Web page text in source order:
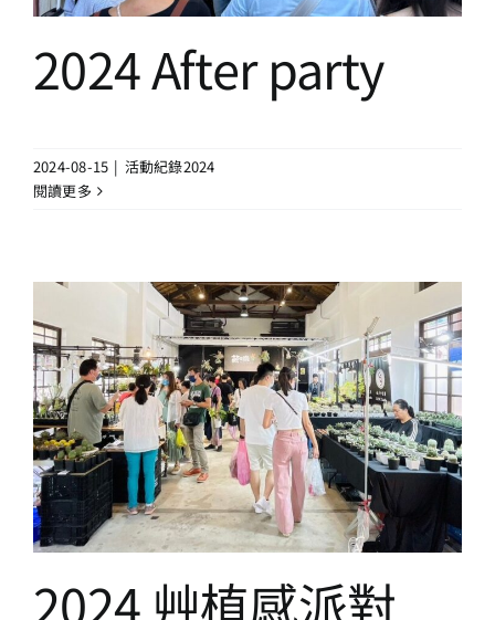
2024 After party
2024-08-15 | 活動紀錄2024
閱讀更多
2024 艸植感派對
活動紀錄2024
2024 艸植感派對